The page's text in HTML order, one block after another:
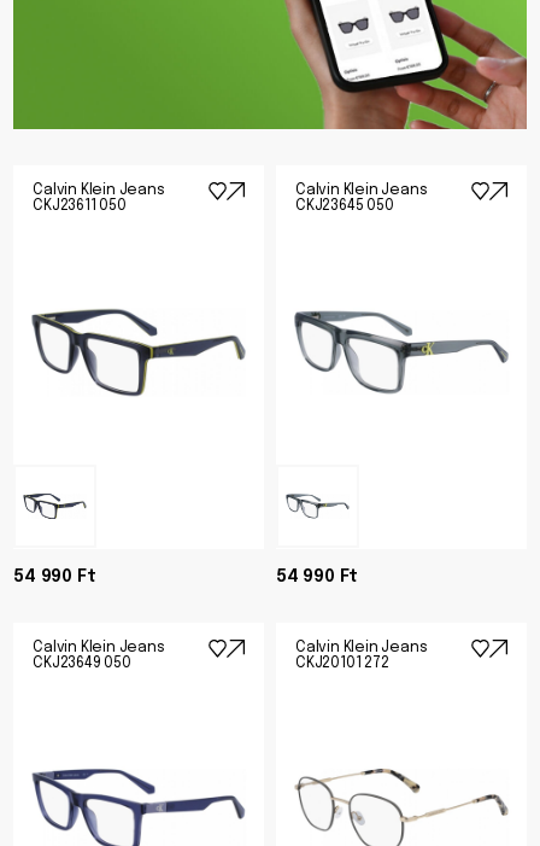
Calvin Klein Jeans
CKJ23611 050
54 990 Ft
Calvin Klein Jeans
CKJ23645 050
54 990 Ft
Calvin Klein Jeans
CKJ23649 050
Calvin Klein Jeans
CKJ20101 272